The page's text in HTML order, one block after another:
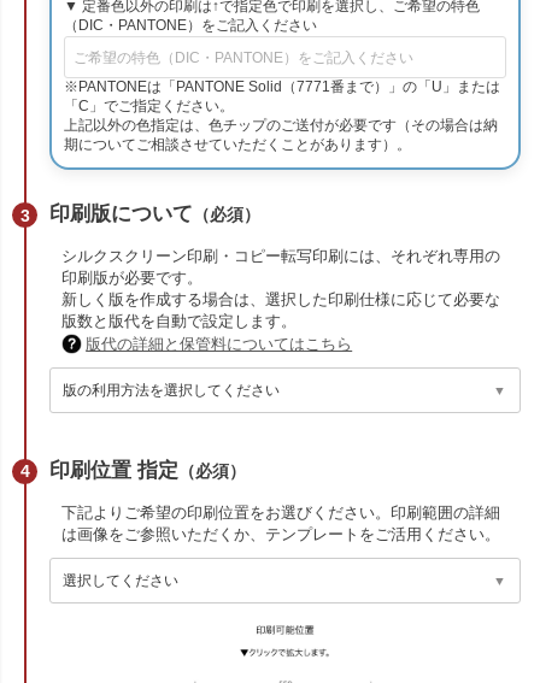
▼ 定番色以外の印刷は↑で指定色で印刷を選択し、ご希望の特色
（DIC・PANTONE）をご記入ください
※PANTONEは「PANTONE Solid（7771番まで）」の「U」または
「C」でご指定ください。
上記以外の色指定は、色チップのご送付が必要です（その場合は納
期についてご相談させていただくことがあります）。
印刷版について （必須）
シルクスクリーン印刷・コピー転写印刷には、それぞれ専用の
印刷版が必要です。
新しく版を作成する場合は、選択した印刷仕様に応じて必要な
版数と版代を自動で設定します。
版代の詳細と保管料についてはこちら
印刷位置 指定 （必須）
下記よりご希望の印刷位置をお選びください。印刷範囲の詳細
は画像をご参照いただくか、テンプレートをご活用ください。